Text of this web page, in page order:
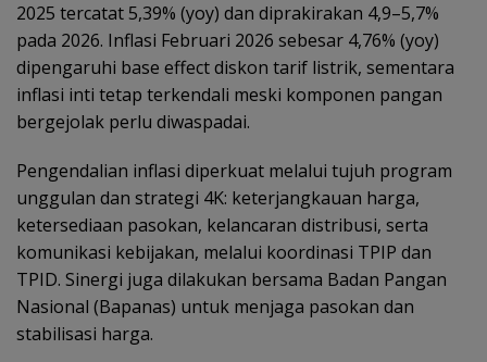
2025 tercatat 5,39% (yoy) dan diprakirakan 4,9–5,7%
pada 2026. Inflasi Februari 2026 sebesar 4,76% (yoy)
dipengaruhi base effect diskon tarif listrik, sementara
inflasi inti tetap terkendali meski komponen pangan
bergejolak perlu diwaspadai.
Pengendalian inflasi diperkuat melalui tujuh program
unggulan dan strategi 4K: keterjangkauan harga,
ketersediaan pasokan, kelancaran distribusi, serta
komunikasi kebijakan, melalui koordinasi TPIP dan
TPID. Sinergi juga dilakukan bersama Badan Pangan
Nasional (Bapanas) untuk menjaga pasokan dan
stabilisasi harga.